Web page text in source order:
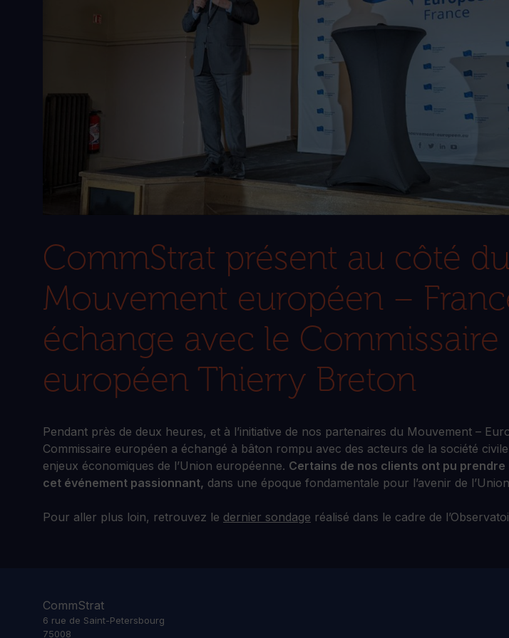
CommStrat présent au côté du
Mouvement européen –
échange avec le Commissaire
européen Thierry Breton
Pendant près de deux heures, et à l’initiative de nos partenaires du Mouvement –
Commissaire européen a échangé à bâton rompu avec des acteurs de la société
enjeux économiques de l’Union européenne. Certains de nos clients ont pu
cet événement passionnant, dans une époque fondamentale pour l’avenir de
Pour aller plus loin, retrouvez le dernier sondage réalisé dans le cadre de
CommStrat
6 rue de Saint-Petersbourg
75008